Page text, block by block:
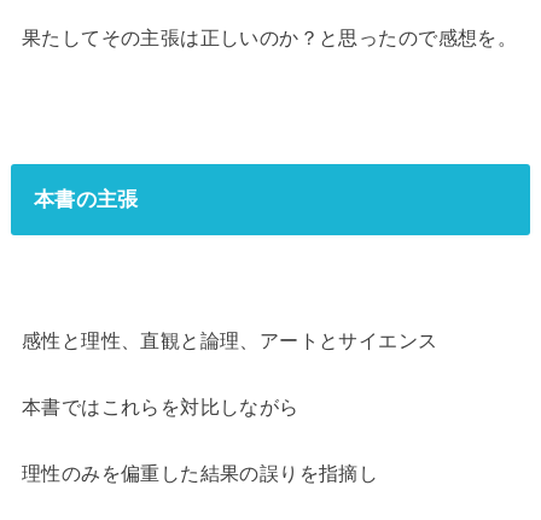
果たしてその主張は正しいのか？と思ったので感想を。
本書の主張
感性と理性、直観と論理、アートとサイエンス
本書ではこれらを対比しながら
理性のみを偏重した結果の誤りを指摘し